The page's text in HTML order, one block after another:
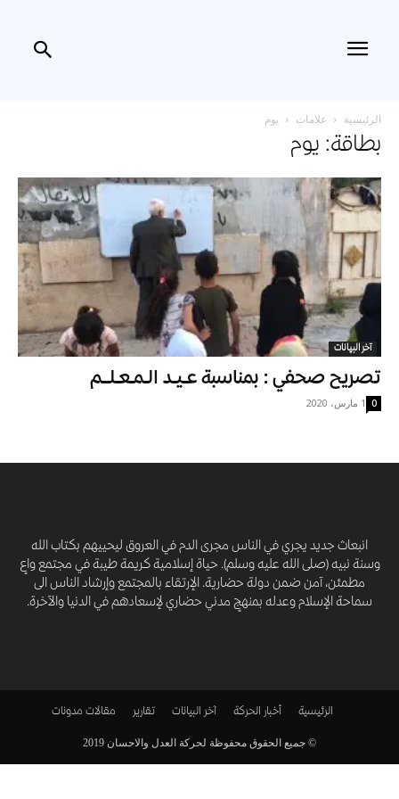
الرئيسية علامات يوم
بطاقة: يوم
آخر البيانات
تصريح صحفي : بمناسبة عـيـد الـمـعـلــم
1 مارس، 2020 0
انبعاث جديد يجري في الناس مجرى الدم في العروق ليحييهم بكتاب الله
وسنة نبيه (صلى الله عليه وسلم). حياة إسلامية كريمة طيبة في مجتمع واعٍ
مطمئن، آمن ضمن دولة حضارية. الإرتقاء بالمجتمع وإرشاد الناس الى
سماحة الإسلام وعدله بمنهجٍ مدني حضاري لإسعادهم في الدنيا والآخرة.
الرئيسية أخبار الحركة آخر البيانات تقارير مقالات مدونات
© جميع الحقوق محفوظة لحركة العدل والاحسان 2019